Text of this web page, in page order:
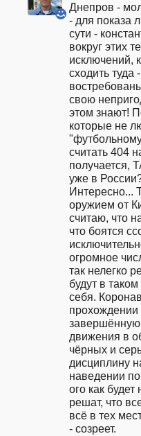
Днепров -
- для показа
сути -
вокруг этих
исключений,
сходить
свою
этом знают!
которые не
считать 404
получается,
уже в
Интересно...
оружием от
считаю, что
что боятся
огромное
так нелегко
будут в
себя.
движения в
чёрных и
дисциплину
наведении
ого как
решат, что
всё в тех
- созреет.